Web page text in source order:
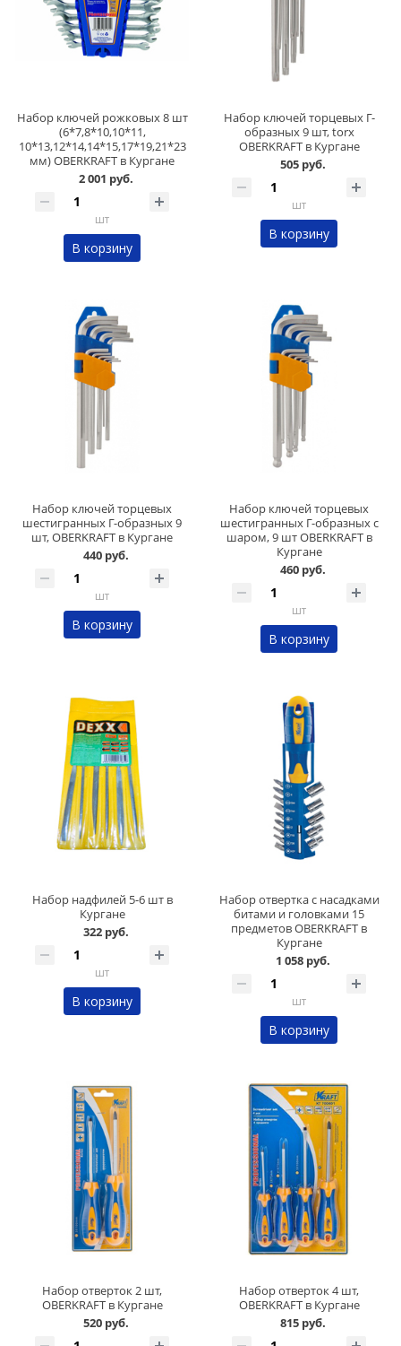
Набор ключей рожковых 8 шт
(6*7,8*10,10*11,
10*13,12*14,14*15,17*19,21*23
мм) OBERKRAFT в Кургане
2 001 руб.
шт
В корзину
Набор ключей торцевых Г-
образных 9 шт, torx
OBERKRAFT в Кургане
505 руб.
шт
В корзину
Набор ключей торцевых
шестигранных Г-образных 9
шт, OBERKRAFT в Кургане
440 руб.
шт
В корзину
Набор ключей торцевых
шестигранных Г-образных с
шаром, 9 шт OBERKRAFT в
Кургане
460 руб.
шт
В корзину
Набор надфилей 5-6 шт в
Кургане
322 руб.
шт
В корзину
Набор отвертка с насадками
битами и головками 15
предметов OBERKRAFT в
Кургане
1 058 руб.
шт
В корзину
Набор отверток 2 шт,
OBERKRAFT в Кургане
520 руб.
Набор отверток 4 шт,
OBERKRAFT в Кургане
815 руб.